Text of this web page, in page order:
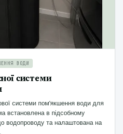
ВОДИ
системи
системи пом'якшення води для
встановлена в підсобному
водопроводу та налаштована на